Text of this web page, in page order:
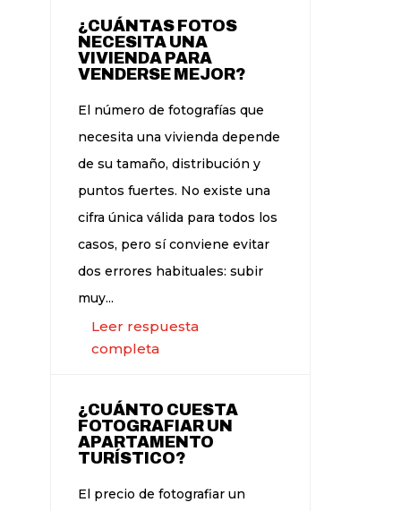
¿CUÁNTAS FOTOS
NECESITA UNA
VIVIENDA PARA
VENDERSE MEJOR?
El número de fotografías que
necesita una vivienda depende
de su tamaño, distribución y
puntos fuertes. No existe una
cifra única válida para todos los
casos, pero sí conviene evitar
dos errores habituales: subir
muy...
Leer respuesta
completa
¿CUÁNTO CUESTA
FOTOGRAFIAR UN
APARTAMENTO
TURÍSTICO?
El precio de fotografiar un